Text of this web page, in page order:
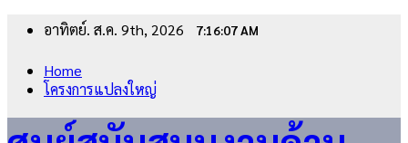
อาทิตย์. ส.ค. 9th, 2026 7:16:08 AM
Home
โครงการแปลงใหญ่